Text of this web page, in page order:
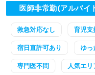
医師非常勤(アルバイ
救急対応なし 育児支
宿日直許可あり ゆっ
専門医不問 人気エリ